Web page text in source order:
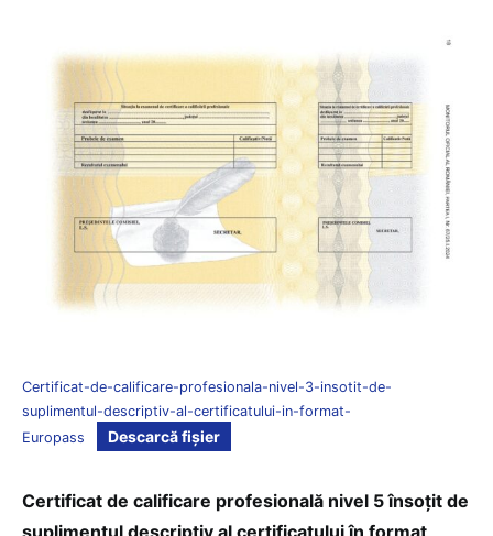
Certificat-de-calificare-profesionala-nivel-3-insotit-de-
suplimentul-descriptiv-al-certificatului-in-format-
Europass
Descarcă fișier
Certificat de calificare profesională nivel 5 însoțit de
suplimentul descriptiv al certificatului în format